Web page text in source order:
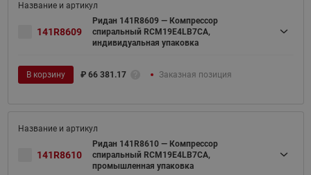
141R8609
Ридан 141R8609 — Компрессор
спиральный RCM19E4LB7CA,
индивидуальная упаковка
В корзину ₽ 66 381.17 Заказная позиция
141R8610
Ридан 141R8610 — Компрессор
спиральный RCM19E4LB7CA,
промышленная упаковка